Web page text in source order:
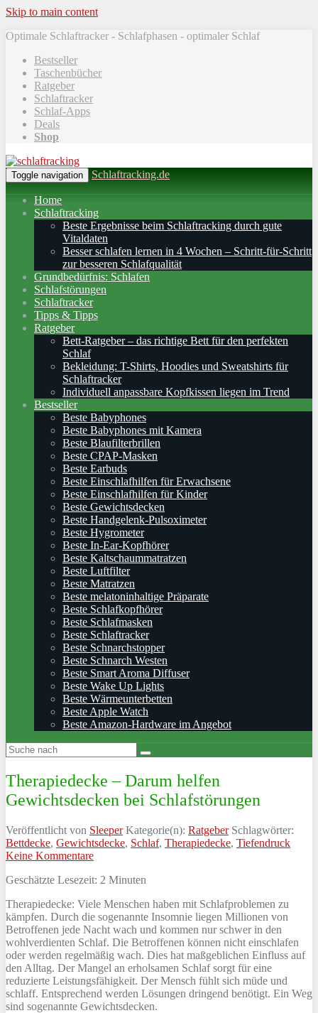
Skip to main content
Optimale Schlaftracker - Schlafphasen - optimaler Schlaf
Bestseller
Taschenbücher
Ratgeber
Schlaftracker
Schlaf-Apps
Deals
Shop
Toggle navigation Schlaftracking.de
Home
Schlaftracking
Beste Ergebnisse beim Schlaftracking durch gute
Vitaldaten
Besser schlafen lernen in 4 Wochen – Schritt‑für‑Schritt
zur besseren Schlafqualität
Grundbedürfnis: Schlafen
Schlafstörungen
Schlaftracker
Tipps & Tipps
Ratgeber
Bett-Ratgeber – das richtige Bett für den perfekten
Schlaf
Bekleidung: T-Shirts, Hoodies und Sweatshirts für
Schlaftracker
Individuell anpassbare Kopfkissen liegen im Trend
Bestseller
Beste Babyphones
Beste Babyphones mit Kamera
Beste Blaufilterbrillen
Beste CPAP-Masken
Beste Earbuds
Beste Einschlafhilfen für Erwachsene
Beste Einschlafhilfen für Kinder
Beste Gewichtsdecken
Beste Handgelenk-Pulsoximeter
Beste Hygrometer
Beste In-Ear-Kopfhörer
Beste Kaltschaummatratzen
Beste Luftfilter
Beste Matratzen
Beste melatoninhaltige Präparate
Beste Schlafkopfhörer
Beste Schlafmasken
Beste Schlaftracker
Beste Schnarchstopper
Beste Schnarch Westen
Beste Smart Aroma Diffuser
Beste Wake Up Lights
Beste Wärmeunterbetten
Beste Apple Watch
Beste Amazon-Hardware im Angebot
Therapiedecke – Darum helfen
Gewichtsdecken bei Schlafstörungen
Veröffentlicht von Sleeper Kategorie(n): RatgeberSchlagwörter:
Bettdecke, Gewichtsdecke, Schlaf, Therapiedecke, Tiefendruck
Keine Kommentare
Geschätzte Lesezeit: 2 Minuten
Therapiedecke: Viele Menschen haben mit Schlafproblemen zu
kämpfen. Durch die sogenannte Insomnie liegen Millionen von
Betroffenen jede Nacht wach und kommen nur schwer in den
wohlverdienten Schlaf. Die Betroffenen können nicht einschlafen
oder werden regelmäßig wach. Dies hat maßgeblichen Einfluss auf
den Alltag. Der Mangel an erholsamen Schlaf sorgt für eine
reduzierte Leistungsfähigkeit. Der Mensch fühlt sich müde und
schlaff. Entsprechend werden Lösungen dringend benötigt. Ein Weg
sind sogenannte Gewichtsdecken.